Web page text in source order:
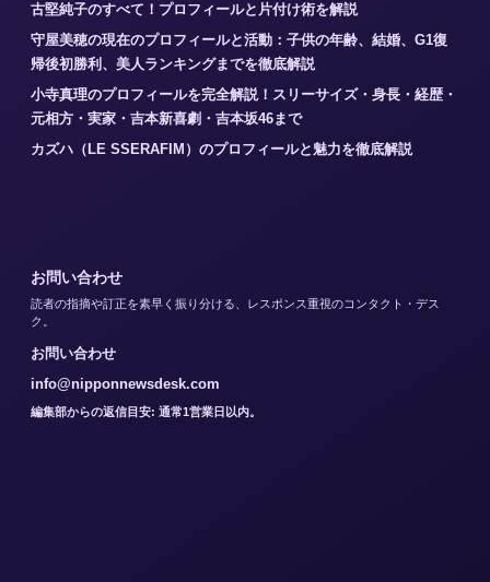
古堅純子のすべて！プロフィールと片付け術を解説
守屋美穂の現在のプロフィールと活動：子供の年齢、結婚、G1復
帰後初勝利、美人ランキングまでを徹底解説
小寺真理のプロフィールを完全解説！スリーサイズ・身長・経歴・
元相方・実家・吉本新喜劇・吉本坂46まで
カズハ（LE SSERAFIM）のプロフィールと魅力を徹底解説
お問い合わせ
読者の指摘や訂正を素早く振り分ける、レスポンス重視のコンタクト・デス
ク。
お問い合わせ
info@nipponnewsdesk.com
編集部からの返信目安: 通常1営業日以内。